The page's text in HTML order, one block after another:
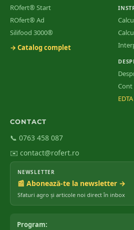
ROfert® Start
ROfert® Ad
Silifood 3000®
→ Catalog complet
CONTACT
📞 0763 458 087
✉️ contact@rofert.ro
NEWSLETTER
📰 Abonează-te la newsletter →
Sfaturi agro și articole noi direct în inbox
Program: